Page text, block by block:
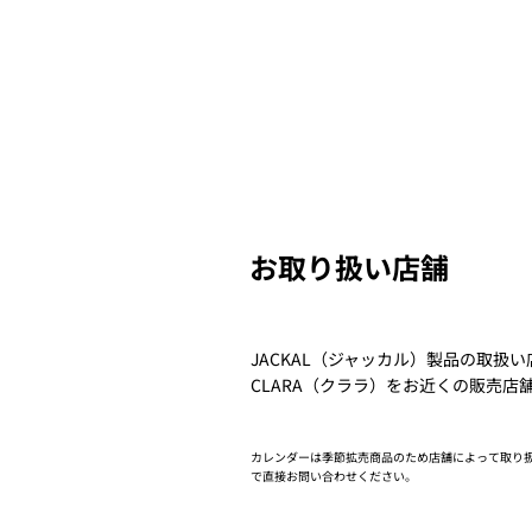
お取り扱い店舗
JACKAL（ジャッカル）製品の取扱
CLARA（クララ）をお近くの販売店
カレンダーは季節拡売商品のため店舗によって取
で直接お問い合わせください。